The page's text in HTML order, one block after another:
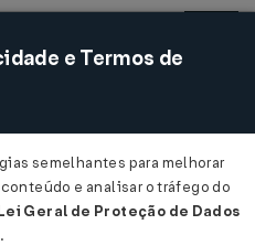
Acessar
e Termos de
semelhantes para melhorar
e analisar o tráfego do
Geral de Proteção de Dados
.